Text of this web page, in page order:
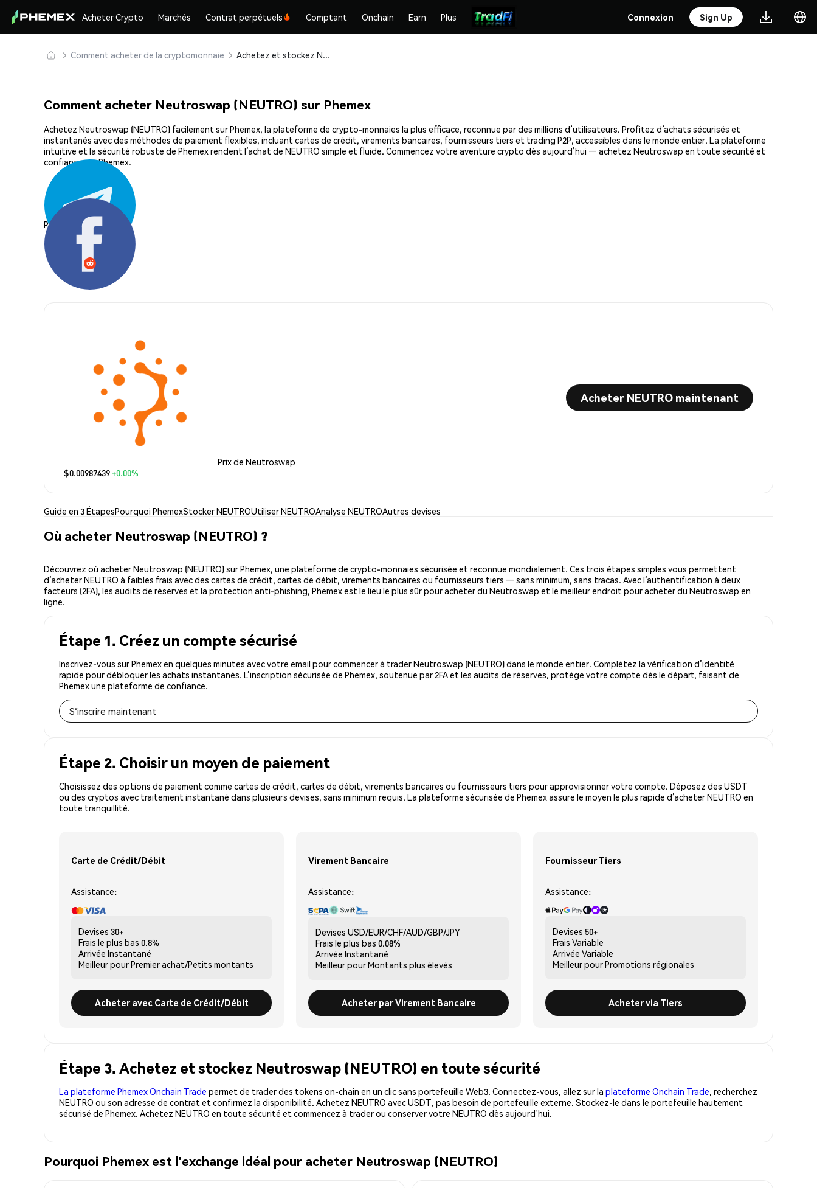
Acheter Crypto Marchés Contrat perpétuels Comptant Onchain Earn Plus Connexion Sign Up
Comment acheter de la cryptomonnaie Achetez et stockez Neutroswap (NEUTRO) en toute sécurité
Comment acheter Neutroswap (NEUTRO) sur Phemex
Achetez Neutroswap (NEUTRO) facilement sur Phemex, la plateforme de crypto-monnaies la plus efficace, reconnue par des millions d’utilisateurs. Profitez d’achats sécurisés et
instantanés avec des méthodes de paiement flexibles, incluant cartes de crédit, virements bancaires, fournisseurs tiers et trading P2P, accessibles dans le monde entier. La plateforme
intuitive et la sécurité robuste de Phemex rendent l’achat de NEUTRO simple et fluide. Commencez votre aventure crypto dès aujourd’hui — achetez Neutroswap en toute sécurité et
confiance sur Phemex.
Partager:
Prix de Neutroswap
$0.00987439+0.00%
Acheter NEUTRO maintenant
Guide en 3 ÉtapesPourquoi PhemexStocker NEUTROUtiliser NEUTROAnalyse NEUTROAutres devises
Où acheter Neutroswap (NEUTRO) ?
Découvrez où acheter Neutroswap (NEUTRO) sur Phemex, une plateforme de crypto-monnaies sécurisée et reconnue mondialement. Ces trois étapes simples vous permettent
d’acheter NEUTRO à faibles frais avec des cartes de crédit, cartes de débit, virements bancaires ou fournisseurs tiers — sans minimum, sans tracas. Avec l’authentification à deux
facteurs (2FA), les audits de réserves et la protection anti-phishing, Phemex est le lieu le plus sûr pour acheter du Neutroswap et le meilleur endroit pour acheter du Neutroswap en
ligne.
Étape 1. Créez un compte sécurisé
Inscrivez-vous sur Phemex en quelques minutes avec votre email pour commencer à trader Neutroswap (NEUTRO) dans le monde entier. Complétez la vérification d’identité
rapide pour débloquer les achats instantanés. L’inscription sécurisée de Phemex, soutenue par 2FA et les audits de réserves, protège votre compte dès le départ, faisant de
Phemex une plateforme de confiance.
S'inscrire maintenant
Étape 2. Choisir un moyen de paiement
Choisissez des options de paiement comme cartes de crédit, cartes de débit, virements bancaires ou fournisseurs tiers pour approvisionner votre compte. Déposez des USDT
ou des cryptos avec traitement instantané dans plusieurs devises, sans minimum requis. La plateforme sécurisée de Phemex assure le moyen le plus rapide d’acheter NEUTRO en
toute tranquillité.
Carte de Crédit/Débit
Assistance:
Devises 30+
Frais le plus bas 0.8%
Arrivée Instantané
Meilleur pourPremier achat/Petits montants
Acheter avec Carte de Crédit/Débit
Virement Bancaire
Assistance:
Devises USD/EUR/CHF/AUD/GBP/JPY
Frais le plus bas 0.08%
Arrivée Instantané
Meilleur pourMontants plus élevés
Acheter par Virement Bancaire
Fournisseur Tiers
Assistance:
Devises 50+
Frais Variable
Arrivée Variable
Meilleur pourPromotions régionales
Acheter via Tiers
Étape 3. Achetez et stockez Neutroswap (NEUTRO) en toute sécurité
La plateforme Phemex Onchain Trade permet de trader des tokens on-chain en un clic sans portefeuille Web3. Connectez-vous, allez sur la plateforme Onchain Trade, recherchez
NEUTRO ou son adresse de contrat et confirmez la disponibilité. Achetez NEUTRO avec USDT, pas besoin de portefeuille externe. Stockez-le dans le portefeuille hautement
sécurisé de Phemex. Achetez NEUTRO en toute sécurité et commencez à trader ou conserver votre NEUTRO dès aujourd’hui.
Pourquoi Phemex est l'exchange idéal pour acheter Neutroswap (NEUTRO)